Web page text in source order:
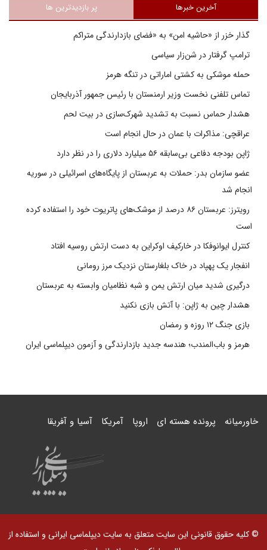
آخرین خبرها پر بازدیدترین ها
گذار خزر از «حاشیه امن» به «فضای بازدارندگی متراکم
ترامپ گرفتار در شن‌زار سیاسی
حمله موشکی به کشتی اماراتی در تنگه هرمز
تماس تلفنی نخست وزیر ارمنستان با رئیس جمهور آذربایجان
هشدار حماس نسبت به تشدید شهرک‌سازی در بیت‌ لحم
عراقچی: مذاکرات با عمان در حال انجام است
ژاپن بودجه دفاعی بی‌سابقه ۵۶ میلیارد دلاری را در نظر دارد
عضو سازمان بدر: حملات به عربستان از پایگاه‌های اسرائیلی در سوریه
انجام شد
رویترز: عربستان ۸۶ درصد از موشک‌های پاتریوت خود را استفاده کرده
است
کنترل ایوانوفکا در خارکیف اوکراین به دست ارتش روسیه افتاد
انفجار یک پهپاد در خاک بلغارستان نزدیک مرز رومانی
درگیری شدید میان ارتش یمن و شبه نظامیان وابسته به عربستان
هشدار چین به ژاپن: با آتش بازی نکنید
بازی جنگ ۱۲ روزه و رمضان
هرمز و باب‌المندب؛ هندسه جدید بازدارندگی و آزمون دیپلماسی ایران
خاورمیانه پرونده هسته ای اروپا آمریکا آسیا و آفریقا
© کلیه حقوق قانونی این سایت متعلق به سایت دیپلماسی ایرانی و استفاده از